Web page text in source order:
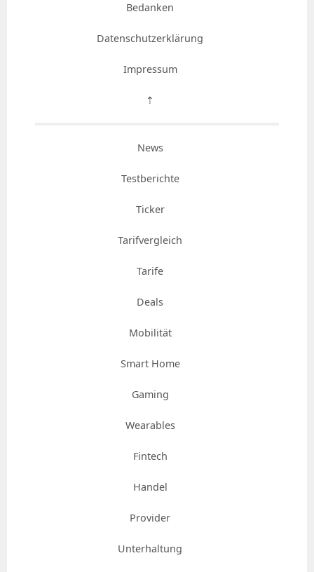
Bedanken
Datenschutzerklärung
Impressum
⇡
News
Testberichte
Ticker
Tarifvergleich
Tarife
Deals
Mobilität
Smart Home
Gaming
Wearables
Fintech
Handel
Provider
Unterhaltung